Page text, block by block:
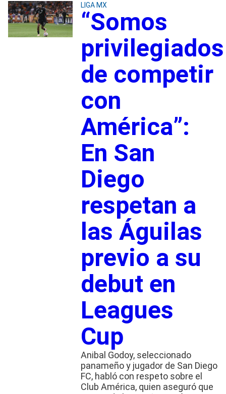
LIGA MX
“Somos
privilegiados
de competir
con
América”:
En San
Diego
respetan a
las Águilas
previo a su
debut en
Leagues
Cup
Anibal Godoy, seleccionado
panameño y jugador de San Diego
FC, habló con respeto sobre el
Club América, quien aseguró que